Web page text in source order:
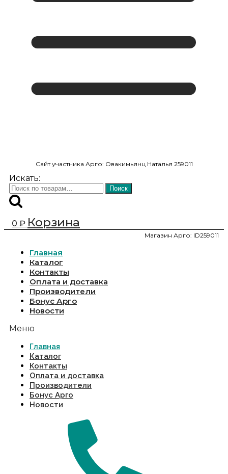
Сайт участника Арго: Овакимьянц Наталья 259011
Искать:
Поиск
0 ₽ Корзина
Магазин Арго: ID259011
Главная
Каталог
Контакты
Оплата и доставка
Производители
Бонус Арго
Новости
Меню
Главная
Каталог
Контакты
Оплата и доставка
Производители
Бонус Арго
Новости